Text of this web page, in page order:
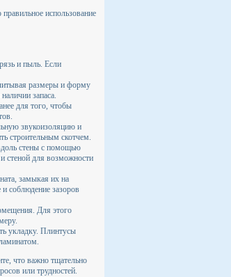
использование
и пыль. Если
размеры и форму
запаса.
для того, чтобы
звукоизоляцию и
строительным скотчем.
стены с помощью
стеной для возможности
замыкая их на
соблюдение зазоров
Для этого
укладку. Плинтусы
что важно тщательно
или трудностей.